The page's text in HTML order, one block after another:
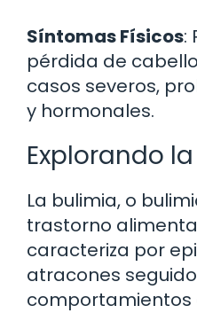
Síntomas Físicos:
pérdida de
casos severos,
y hormonales.
Explorando
La bulimia, o
trastorno
caracteriza por
atracones
comportamientos